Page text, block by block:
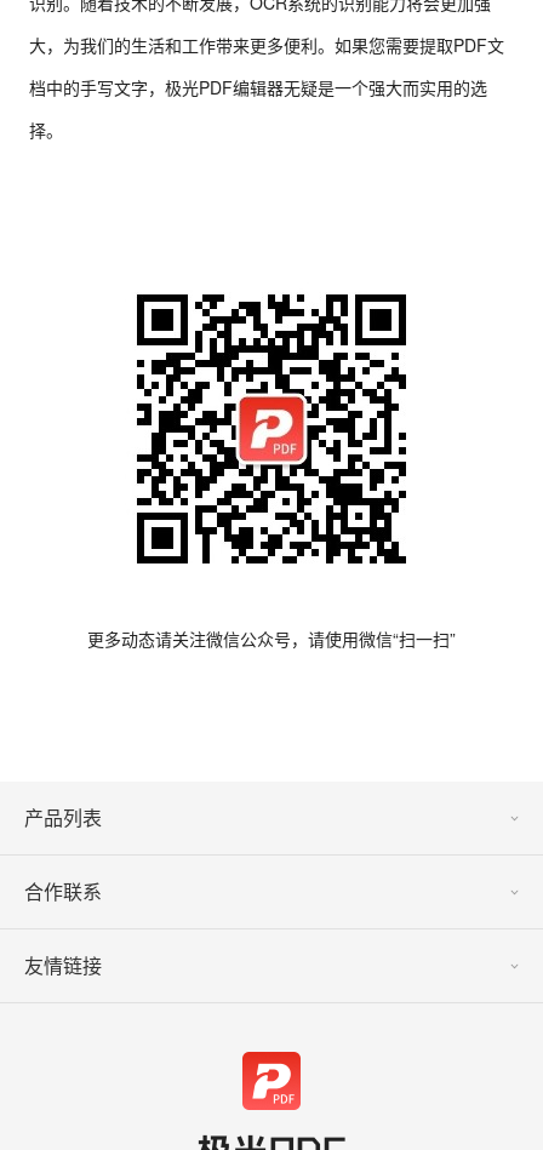
大，为我们的生活和工作带来更多便利。如果您需要提取PDF文
档中的手写文字，极光PDF编辑器无疑是一个强大而实用的选
择。
更多动态请关注微信公众号，请使用微信“扫一扫”
产品列表
合作联系
友情链接